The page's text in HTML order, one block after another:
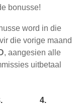
bonusse!
word in die
die vorige maand
, aangesien alle
uitbetaal
4.